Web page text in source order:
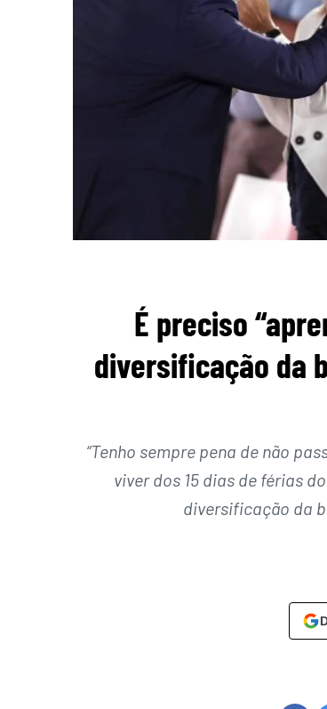
É preciso
diversificação da
“Tenho sempre pena de não
viver dos 15 dias de férias
diversificação da